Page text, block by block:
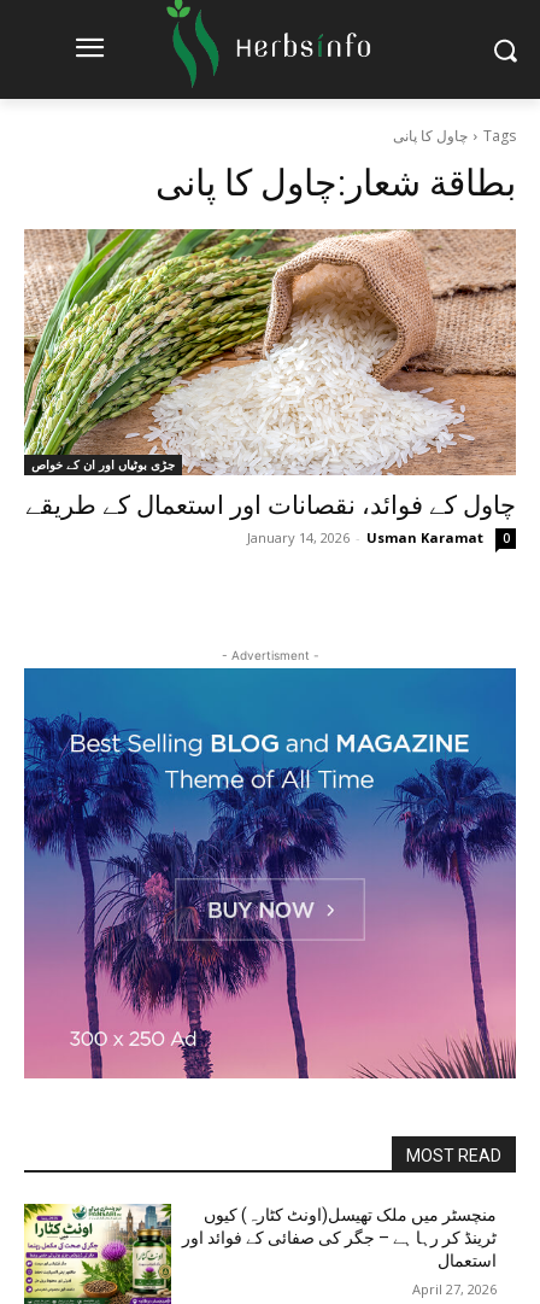
Tags چاول کا پانی
بطاقة شعار:چاول کا پانی
جڑی بوٹیاں اور ان کے خواص
چاول کے فوائد، نقصانات اور استعمال کے طریقے
Usman Karamat
-
January 14, 2026 0
- Advertisment -
MOST READ
منچسٹر میں ملک تھیسل(اونٹ کٹارہ) کیوں
ٹرینڈ کر رہا ہے – جگر کی صفائی کے فوائد اور
استعمال
April 27, 2026